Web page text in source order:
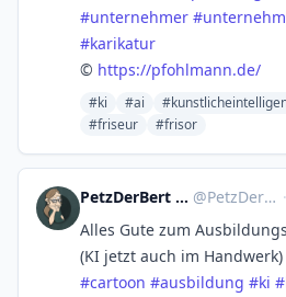
#unternehmer #
#karikatur
© https://pfohlmann.de/
#ki #ai
#friseur
#frisor
PetzDerBert – Cartoons und so @PetzDerBert@troet.cafe ·
Alles Gute zum
(KI jetzt auch im Handwerk)
#cartoon #ausbildung #ki #